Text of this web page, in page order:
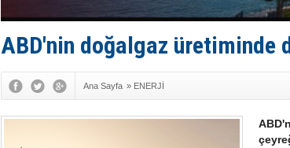
ABD'nin doğalgaz üretiminde
Ana Sayfa » ENERJİ